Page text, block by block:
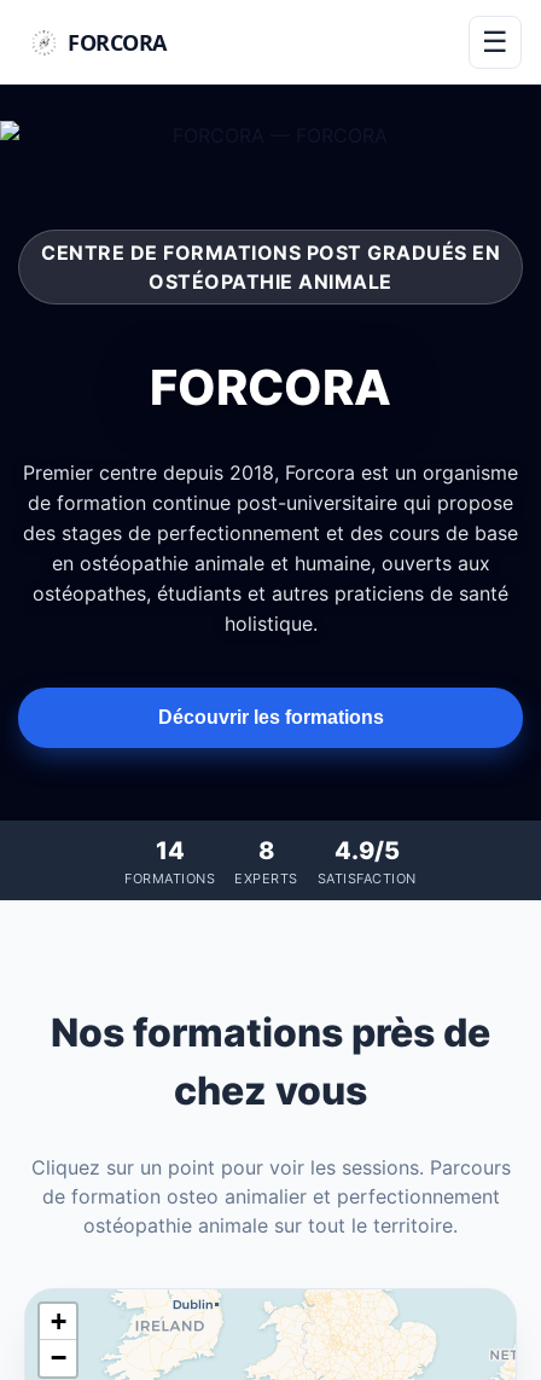
FORCORA ☰
CENTRE DE FORMATIONS POST GRADUÉS EN
OSTÉOPATHIE ANIMALE
FORCORA
Premier centre depuis 2018, Forcora est un organisme
de formation continue post-universitaire qui propose
des stages de perfectionnement et des cours de base
en ostéopathie animale et humaine, ouverts aux
ostéopathes, étudiants et autres praticiens de santé
holistique.
Découvrir les formations
14
FORMATIONS
8
EXPERTS
4.9/5
SATISFACTION
Nos formations près de
chez vous
Cliquez sur un point pour voir les sessions. Parcours
de formation osteo animalier et perfectionnement
ostéopathie animale sur tout le territoire.
+
−